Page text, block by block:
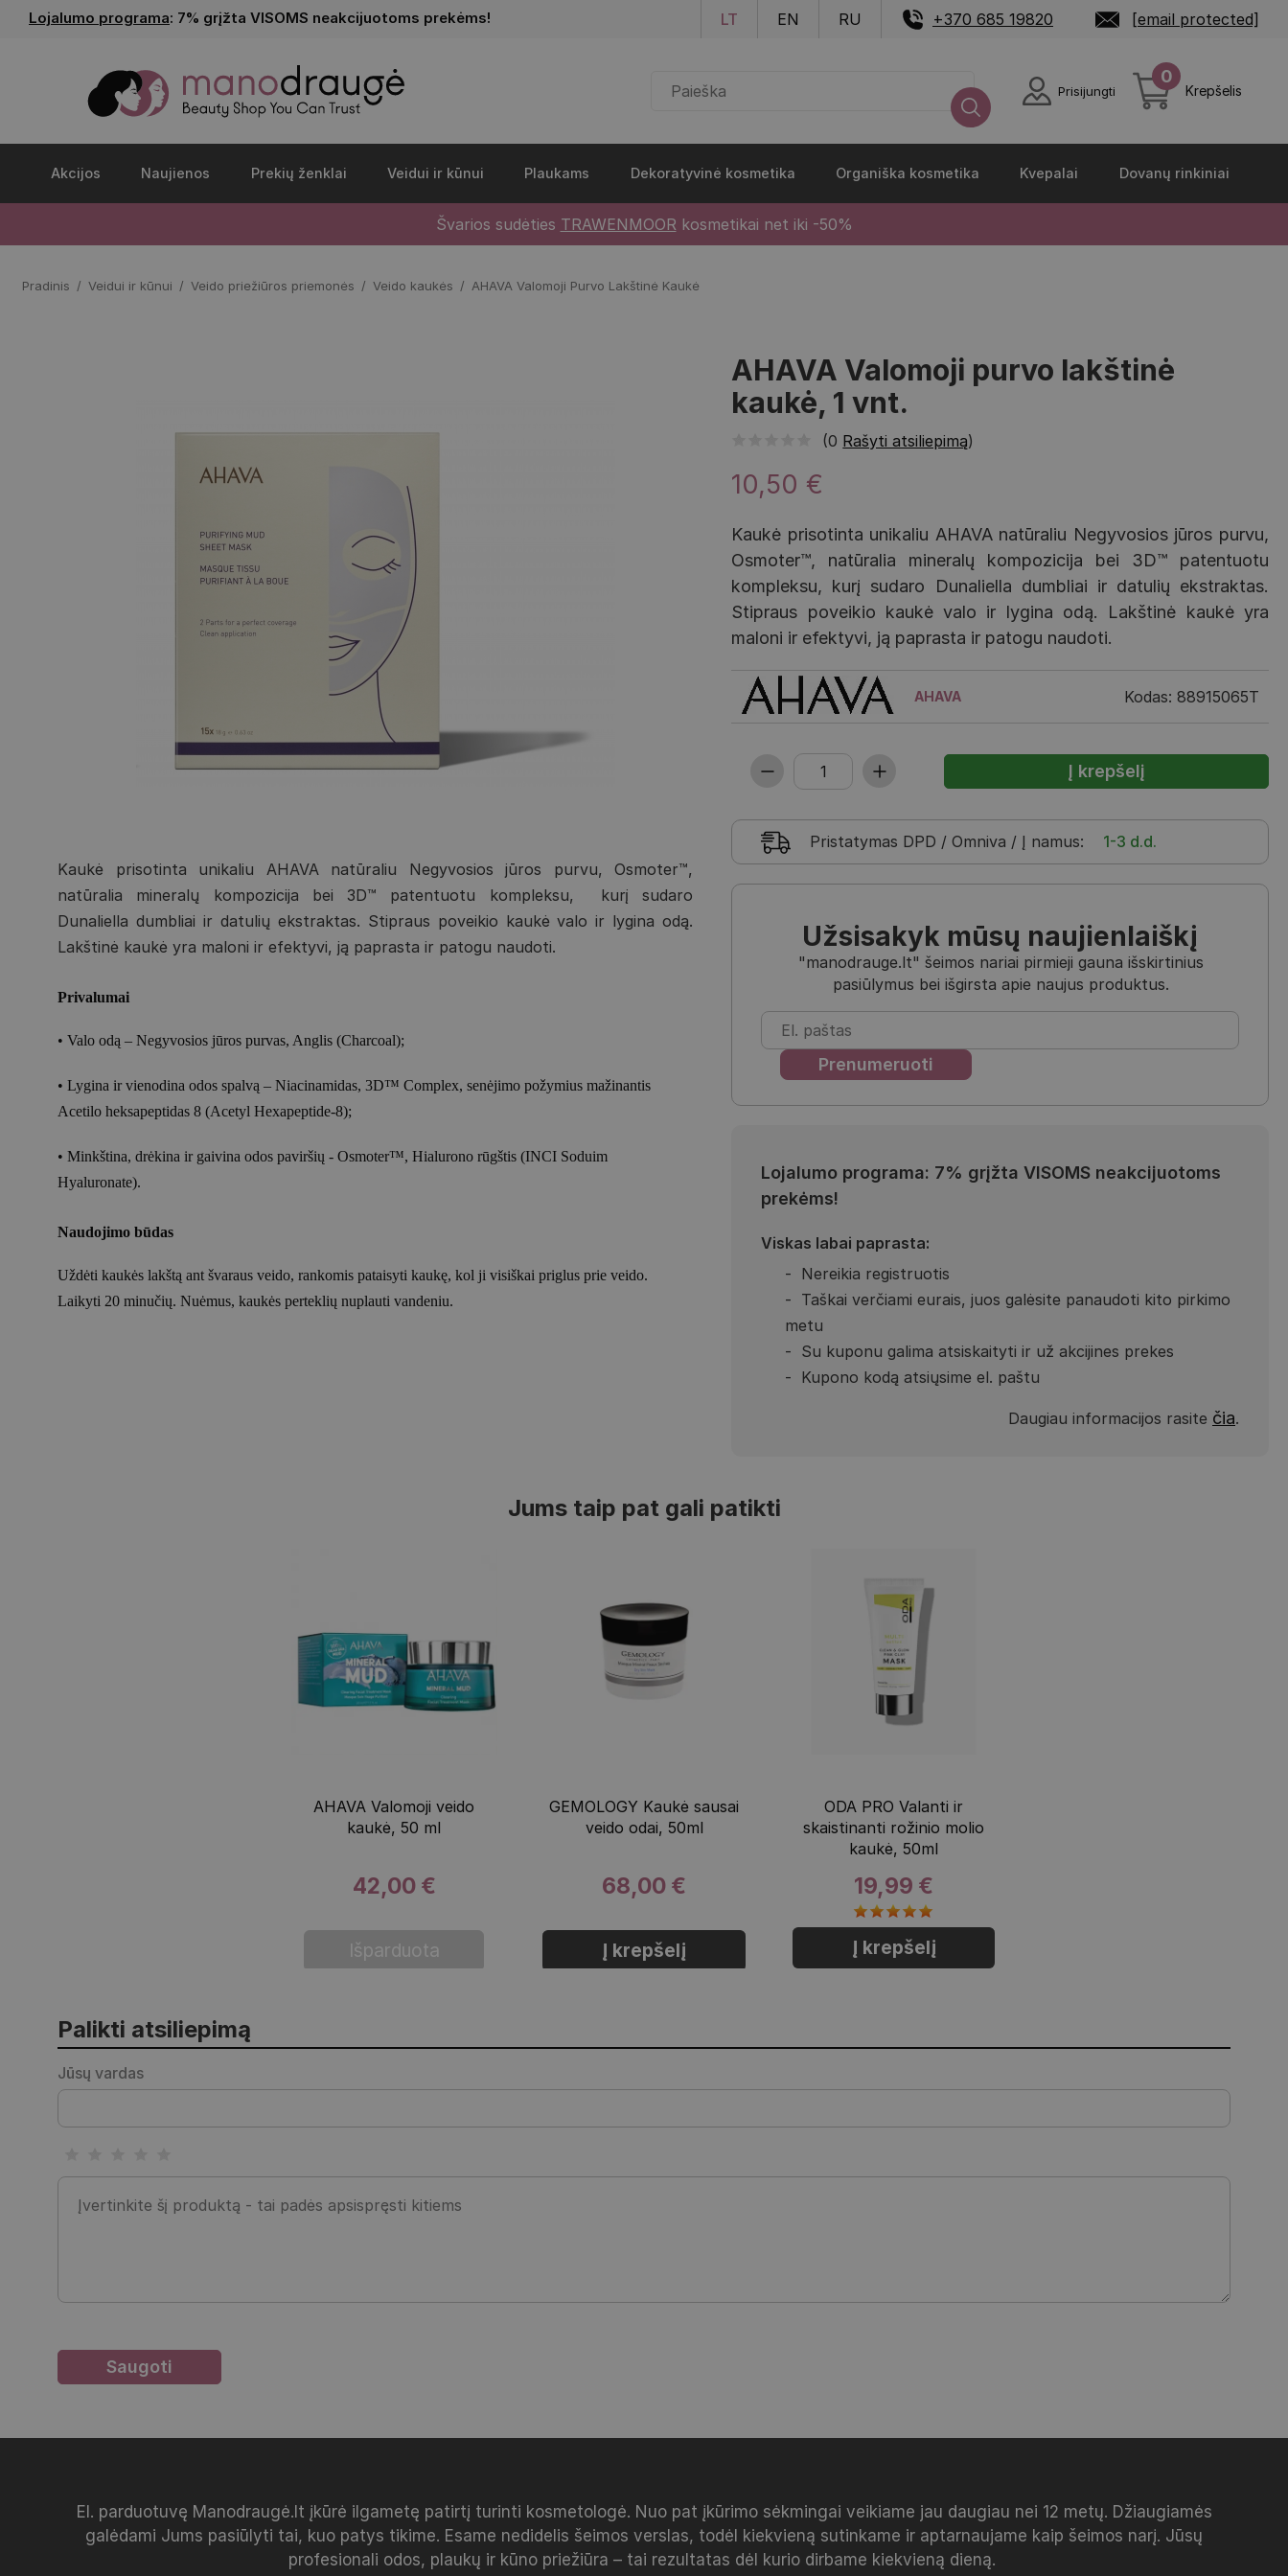
Pereiti į pagrindinį turinį
Lojalumo programa: 7% grįžta VISOMS neakcijuotoms prekėms! LT EN RU +370 685 19820 [email protected]
Prisijungti
0
Krepšelis
Akcijos Naujienos Prekių ženklai Veidui ir kūnui Plaukams Dekoratyvinė kosmetika Organiška kosmetika Kvepalai Dovanų rinkiniai
Švarios sudėties TRAWENMOOR kosmetikai net iki -50%
Pradinis Veidui ir kūnui Veido priežiūros priemonės Veido kaukės AHAVA Valomoji Purvo Lakštinė Kaukė
AHAVA Valomoji purvo lakštinė
kaukė, 1 vnt.
(0 Rašyti atsiliepimą)
10,50 €
Kaukė prisotinta unikaliu AHAVA natūraliu Negyvosios jūros purvu,
Osmoter™, natūralia mineralų kompozicija bei 3D™ patentuotu
kompleksu, kurį sudaro Dunaliella dumbliai ir datulių ekstraktas.
Stipraus poveikio kaukė valo ir lygina odą. Lakštinė kaukė yra
maloni ir efektyvi, ją paprasta ir patogu naudoti.
AHAVA Kodas: 88915065T
Pristatymas DPD / Omniva / Į namus: 1-3 d.d.
Užsisakyk mūsų naujienlaiškį
"manodrauge.lt" šeimos nariai pirmieji gauna išskirtinius
pasiūlymus bei išgirsta apie naujus produktus.
Lojalumo programa: 7% grįžta VISOMS neakcijuotoms
prekėms!
Viskas labai paprasta:
Nereikia registruotis
Taškai verčiami eurais, juos galėsite panaudoti kito pirkimo
metu
Su kuponu galima atsiskaityti ir už akcijines prekes
Kupono kodą atsiųsime el. paštu
Daugiau informacijos rasite čia.
Kaukė prisotinta unikaliu AHAVA natūraliu Negyvosios jūros purvu, Osmoter™,
natūralia mineralų kompozicija bei 3D™ patentuotu kompleksu, kurį sudaro
Dunaliella dumbliai ir datulių ekstraktas. Stipraus poveikio kaukė valo ir lygina odą.
Lakštinė kaukė yra maloni ir efektyvi, ją paprasta ir patogu naudoti.
Privalumai
• Valo odą – Negyvosios jūros purvas, Anglis (Charcoal);
• Lygina ir vienodina odos spalvą – Niacinamidas, 3D™ Complex, senėjimo požymius mažinantis
Acetilo heksapeptidas 8 (Acetyl Hexapeptide-8);
• Minkština, drėkina ir gaivina odos paviršių - Osmoter™, Hialurono rūgštis (INCI Soduim
Hyaluronate).
Naudojimo būdas
Uždėti kaukės lakštą ant švaraus veido, rankomis pataisyti kaukę, kol ji visiškai priglus prie veido.
Laikyti 20 minučių. Nuėmus, kaukės perteklių nuplauti vandeniu.
Jums taip pat gali patikti
AHAVA Valomoji veido
kaukė, 50 ml
42,00 €
Išparduota
GEMOLOGY Kaukė sausai
veido odai, 50ml
68,00 €
Į krepšelį
ODA PRO Valanti ir
skaistinanti rožinio molio
kaukė, 50ml
19,99 €
Į krepšelį
Palikti atsiliepimą
Jūsų vardas
El. parduotuvę Manodraugė.lt įkūrė ilgametę patirtį turinti kosmetologė. Nuo pat įkūrimo sėkmingai veikiame jau daugiau nei 12 metų. Džiaugiamės
galėdami Jums pasiūlyti tai, kuo patys tikime. Esame nedidelis šeimos verslas, todėl kiekvieną sutinkame ir aptarnaujame kaip šeimos narį. Jūsų
profesionali odos, plaukų ir kūno priežiūra – tai rezultatas dėl kurio dirbame kiekvieną dieną.